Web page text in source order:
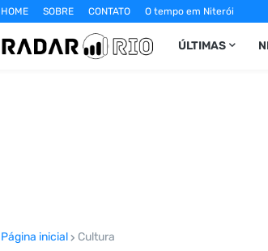
HOME SOBRE CONTATO O tempo em Niterói
ÚLTIMAS
Página inicial Cultura